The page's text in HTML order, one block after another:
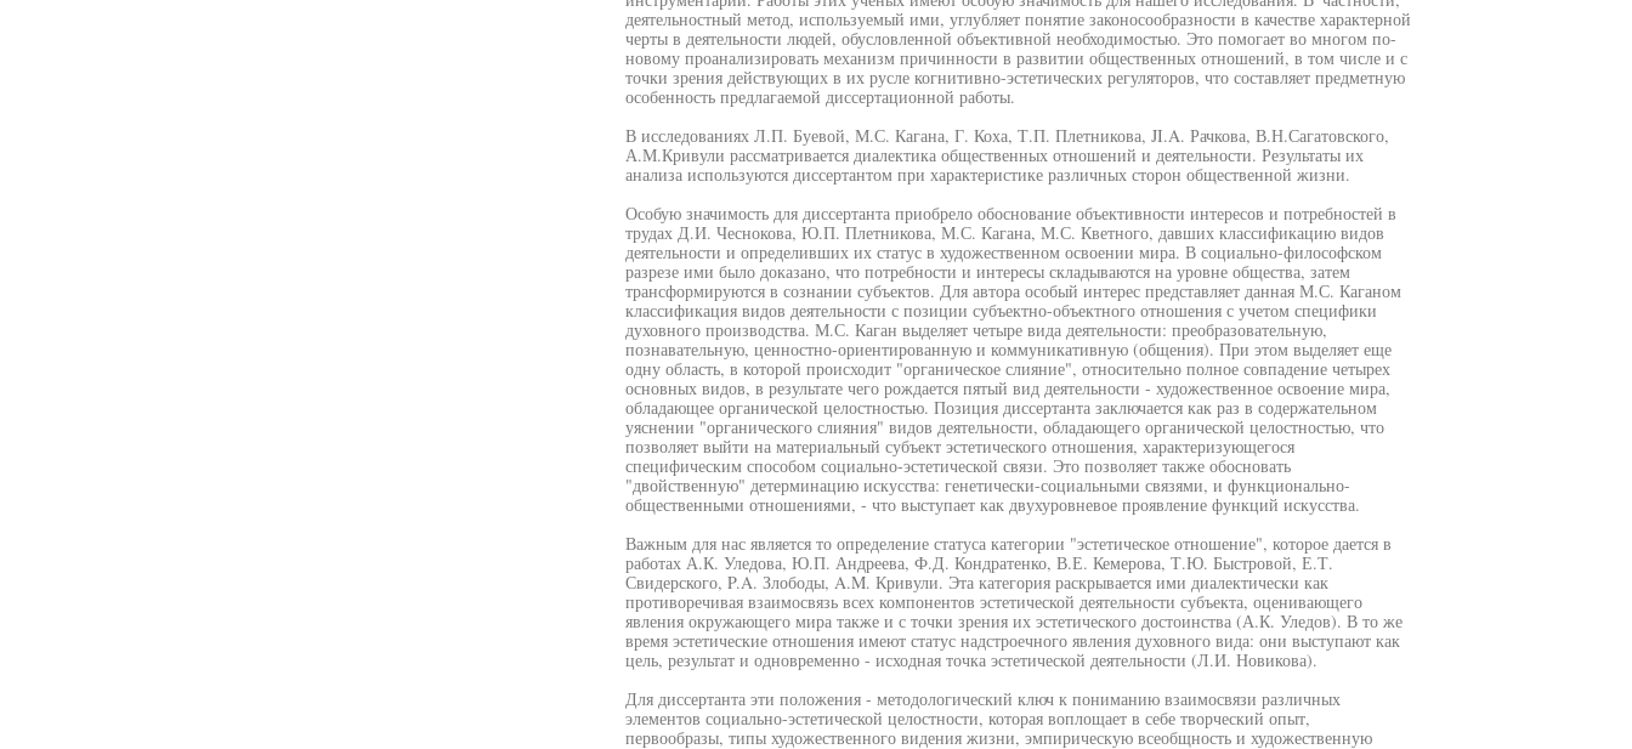
деятельностный метод, используемый ими, углубляет понятие законосообразности в качестве характерной
черты в деятельности людей, обусловленной объективной необходимостью. Это помогает во многом по-
новому проанализировать механизм причинности в развитии общественных отношений, в том числе и с
точки зрения действующих в их русле когнитивно-эстетических регуляторов, что составляет предметную
особенность предлагаемой диссертационной работы.
В исследованиях Л.П. Буевой, М.С. Кагана, Г. Коха, Т.П. Плетникова, JI.A. Рачкова, В.Н.Сагатовского,
А.М.Кривули рассматривается диалектика общественных отношений и деятельности. Результаты их
анализа используются диссертантом при характеристике различных сторон общественной жизни.
Особую значимость для диссертанта приобрело обоснование объективности интересов и потребностей в
трудах Д.И. Чеснокова, Ю.П. Плетникова, М.С. Кагана, М.С. Кветного, давших классификацию видов
деятельности и определивших их статус в художественном освоении мира. В социально-философском
разрезе ими было доказано, что потребности и интересы складываются на уровне общества, затем
трансформируются в сознании субъектов. Для автора особый интерес представляет данная М.С. Каганом
классификация видов деятельности с позиции субъектно-объектного отношения с учетом специфики
духовного производства. М.С. Каган выделяет четыре вида деятельности: преобразовательную,
познавательную, ценностно-ориентированную и коммуникативную (общения). При этом выделяет еще
одну область, в которой происходит "органическое слияние", относительно полное совпадение четырех
основных видов, в результате чего рождается пятый вид деятельности - художественное освоение мира,
обладающее органической целостностью. Позиция диссертанта заключается как раз в содержательном
уяснении "органического слияния" видов деятельности, обладающего органической целостностью, что
позволяет выйти на материальный субъект эстетического отношения, характеризующегося
специфическим способом социально-эстетической связи. Это позволяет также обосновать
"двойственную" детерминацию искусства: генетически-социальными связями, и функционально-
общественными отношениями, - что выступает как двухуровневое проявление функций искусства.
Важным для нас является то определение статуса категории "эстетическое отношение", которое дается в
работах А.К. Уледова, Ю.П. Андреева, Ф.Д. Кондратенко, В.Е. Кемерова, Т.Ю. Быстровой, Е.Т.
Свидерского, P.A. Злободы, A.M. Кривули. Эта категория раскрывается ими диалектически как
противоречивая взаимосвязь всех компонентов эстетической деятельности субъекта, оценивающего
явления окружающего мира также и с точки зрения их эстетического достоинства (А.К. Уледов). В то же
время эстетические отношения имеют статус надстроечного явления духовного вида: они выступают как
цель, результат и одновременно - исходная точка эстетической деятельности (Л.И. Новикова).
Для диссертанта эти положения - методологический ключ к пониманию взаимосвязи различных
элементов социально-эстетической целостности, которая воплощает в себе творческий опыт,
первообразы, типы художественного видения жизни, эмпирическую всеобщность и художественную